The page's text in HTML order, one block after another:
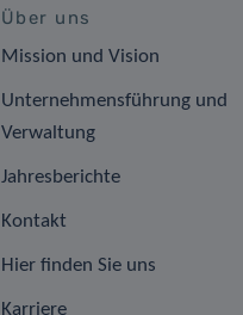
Über uns
Mission und Vision
Unternehmensführung und
Verwaltung
Jahresberichte
Kontakt
Hier finden Sie uns
Karriere